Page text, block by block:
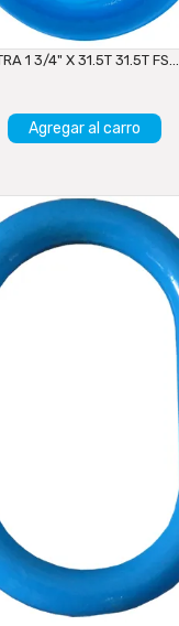
1 3/4" X 31.5T 31.5T FS...
Agregar al carro